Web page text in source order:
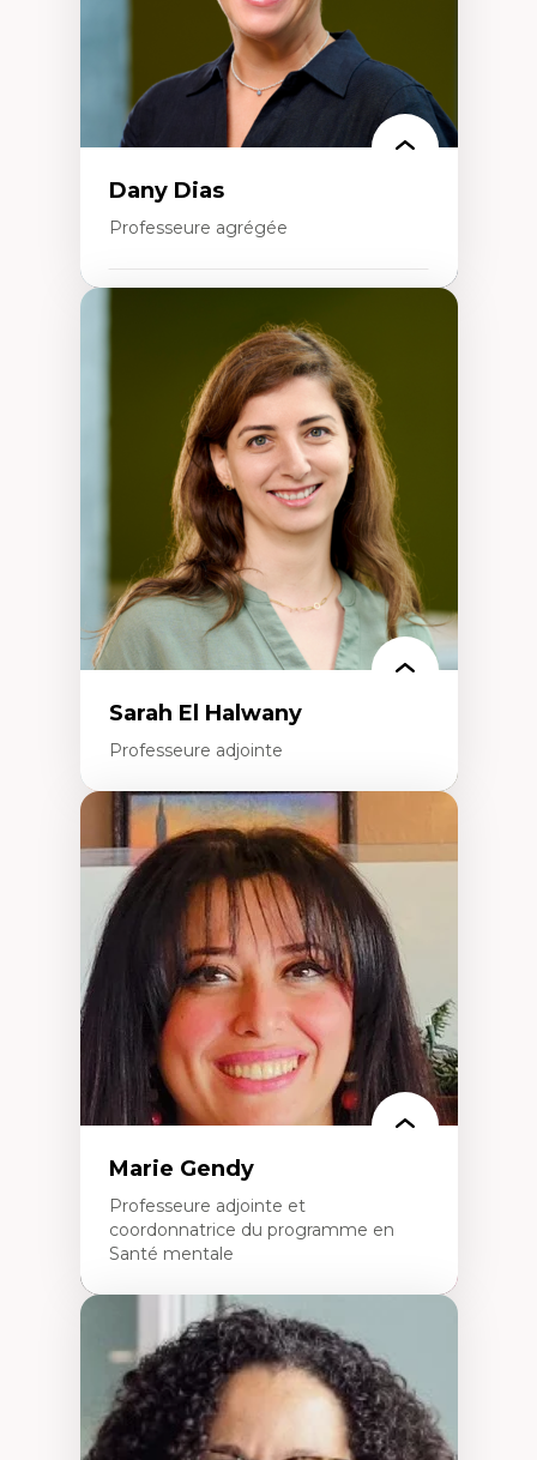
Dany Dias
Professeure agrégée
Pédagogies critiques et justice sociale
Éthique relationnelle et sollicitude en
Décolonisation et autochtonisation de la
formation à l’enseignement
Littératie et didactique du français
Éducation inclusive
Formation à l’enseignement en contexte
francophone minoritaire
Identité linguistique et culturelle
Recherche-action et approches
participatives
Leadership éducatif et pratiques réflexives
Éducation durable et bien-être en
enseignement
Sarah El Halwany
Professeure adjointe
Expertises
Les apports pédagogiques des théories de
l'affect, du posthumanisme, du féminisme
dans l'éducation aux sciences
L'apprentissage des sciences/STIM dans une
perspective socioécologique de care
L’insertion professionnelle des
enseignant.e.s
Marie Gendy
Professeure adjointe et
coordonnatrice du programme en
Santé mentale
Expertises
Neuropsychiatrie et neurosciences
Direction d'essais cliniques
Analyse des politiques et pratiques en santé
mentale
Développement de protocoles d'essais